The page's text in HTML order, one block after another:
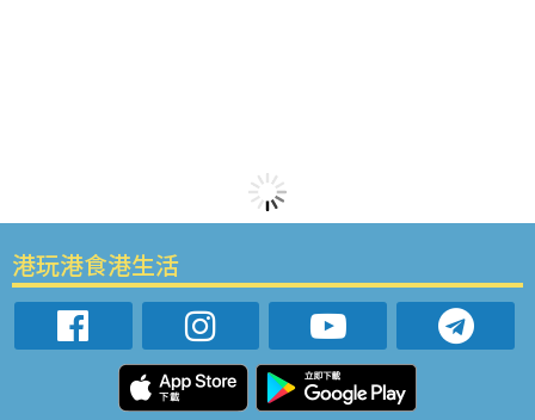
港玩港食港生活